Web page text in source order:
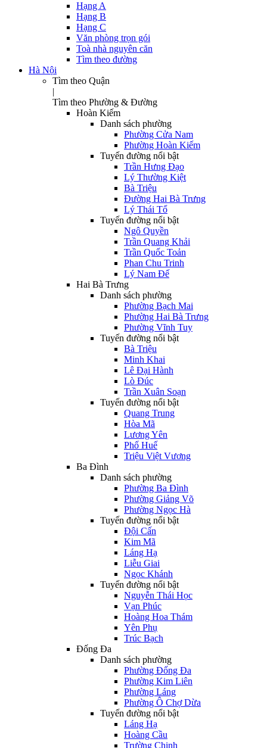
Hạng A
Hạng B
Hạng C
Văn phòng trọn gói
Toà nhà nguyên căn
Tìm theo đường
Hà Nội
Tìm theo Quận
|
Tìm theo Phường & Đường
Hoàn Kiếm
Danh sách phường
Phường Cửa Nam
Phường Hoàn Kiếm
Tuyến đường nổi bật
Trần Hưng Đạo
Lý Thường Kiệt
Bà Triệu
Đường Hai Bà Trưng
Lý Thái Tổ
Tuyến đường nổi bật
Ngô Quyền
Trần Quang Khải
Trần Quốc Toản
Phan Chu Trinh
Lý Nam Đế
Hai Bà Trưng
Danh sách phường
Phường Bạch Mai
Phường Hai Bà Trưng
Phường Vĩnh Tuy
Tuyến đường nổi bật
Bà Triệu
Minh Khai
Lê Đại Hành
Lò Đúc
Trần Xuân Soạn
Tuyến đường nổi bật
Quang Trung
Hòa Mã
Lương Yên
Phố Huế
Triệu Việt Vương
Ba Đình
Danh sách phường
Phường Ba Đình
Phường Giảng Võ
Phường Ngọc Hà
Tuyến đường nổi bật
Đội Cấn
Kim Mã
Láng Hạ
Liễu Giai
Ngọc Khánh
Tuyến đường nổi bật
Nguyễn Thái Học
Vạn Phúc
Hoàng Hoa Thám
Yên Phụ
Trúc Bạch
Đống Đa
Danh sách phường
Phường Đống Đa
Phường Kim Liên
Phường Láng
Phường Ô Chợ Dừa
Tuyến đường nổi bật
Láng Hạ
Hoàng Cầu
Trường Chinh